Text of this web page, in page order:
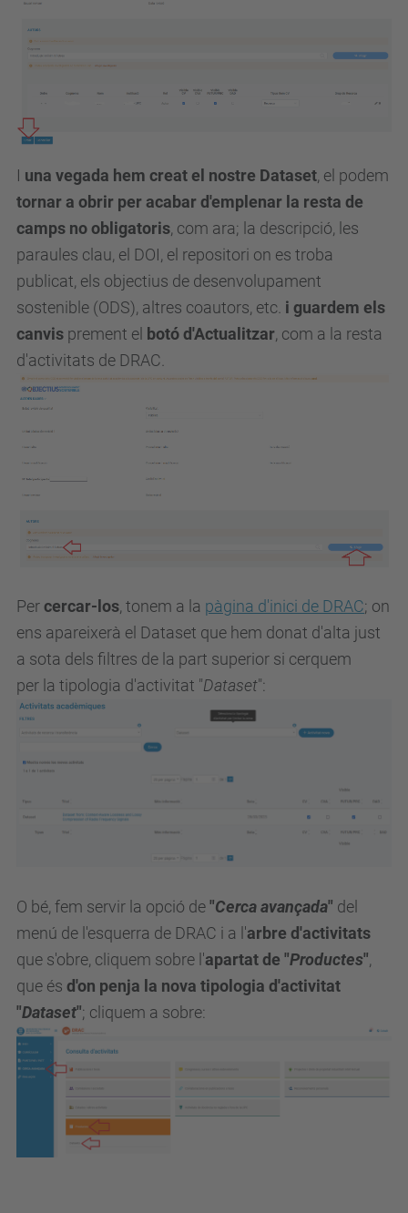
I una vegada hem creat el nostre Dataset, el podem
tornar a obrir per acabar d'emplenar la resta de
camps no obligatoris, com ara; la descripció, les
paraules clau, el DOI, el repositori on es troba
publicat, els objectius de desenvolupament
sostenible (ODS), altres coautors, etc. i guardem els
canvis prement el botó d'Actualitzar, com a la resta
d'activitats de DRAC.
Percercar-los, tonem a la pàgina d'inici de DRAC; on
ens apareixerà el Dataset que hem donat d'alta just
a sota dels filtres de la part superior si cerquem
per la tipologia d'activitat "Dataset":
O bé, fem servir la opció de"Cerca avançada" del
menú de l'esquerra de DRAC i a l'arbre d'activitats
que s'obre, cliquem sobre l'apartat de "Productes",
que és d'on penja la nova tipologia d'activitat
"Dataset"; cliquem a sobre: